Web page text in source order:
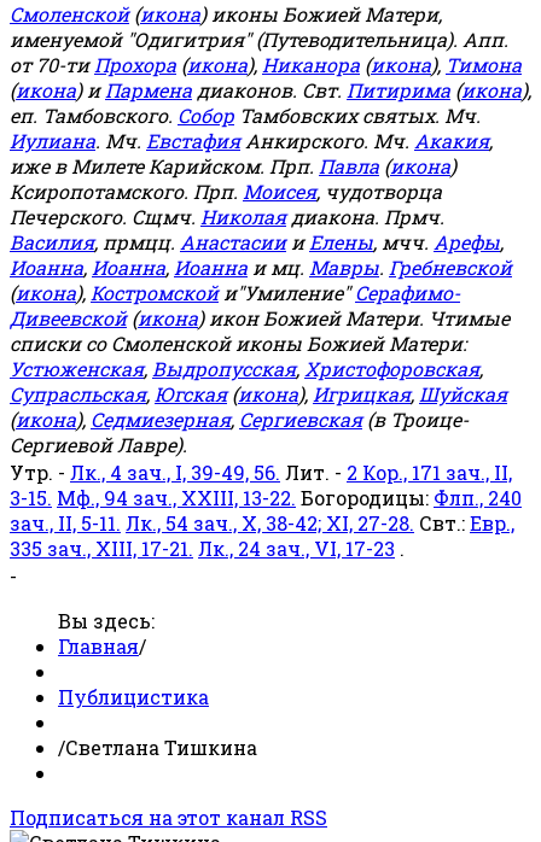
Смоленской(икона) иконы Божией Матери,
именуемой "Одигитрия" (Путеводительница). Апп.
от 70-тиПрохора (икона), Никанора (икона), Тимона
(икона) иПармена диаконов. Свт. Питирима (икона),
еп. Тамбовского. Собор Тамбовских святых. Мч.
Иулиана. Мч. ЕвстафияАнкирского. Мч. Акакия,
иже в Милете Карийском. Прп. Павла (икона)
Ксиропотамского. Прп. Моисея, чудотворца
Печерского. Сщмч. Николаядиакона. Прмч.
Василия, прмцц. АнастасиииЕлены, мчч. Арефы,
Иоанна, Иоанна, Иоанна и мц. Мавры. Гребневской
(икона), Костромскойи"Умиление"Серафимо-
Дивеевской(икона) икон Божией Матери. Чтимые
списки со Смоленской иконы Божией Матери:
Устюженская, Выдропусская, Христофоровская,
Супрасльская, Югская(икона), Игрицкая, Шуйская
(икона), Седмиезерная, Сергиевская(в Троице-
Сергиевой Лавре).
Утр. - Лк., 4 зач., I, 39-49, 56. Лит. - 2 Кор., 171 зач., II,
3-15. Мф., 94 зач., XXIII, 13-22. Богородицы: Флп., 240
зач., II, 5-11. Лк., 54 зач., X, 38-42; XI, 27-28. Свт.:Евр.,
335 зач., XIII, 17-21. Лк., 24 зач., VI, 17-23 .
-
Вы здесь:
Главная/
Публицистика
/Светлана Тишкина
Подписаться на этот канал RSS